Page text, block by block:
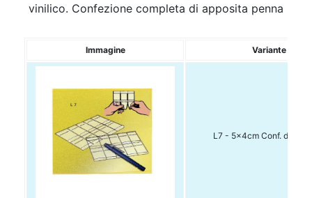
vinilico. Confezione completa di apposita penna
Immagine Variante
L7 - 5x4cm Conf. da